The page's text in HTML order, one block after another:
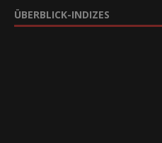
ÜBERBLICK-INDIZES